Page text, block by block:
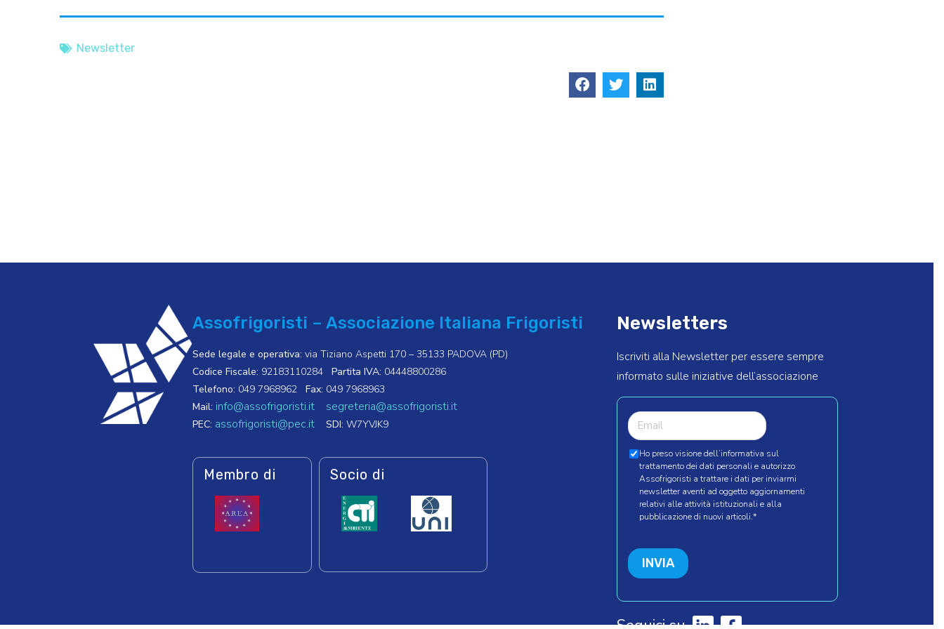
Newsletter
Assofrigoristi – Associazione Italiana Frigoristi
Sede legale e operativa: via Tiziano Aspetti 170 – 35133 PADOVA (PD)
Codice Fiscale: 92183110284 Partita IVA: 04448800286
Telefono: 049 7968962 Fax: 049 7968963
Mail: info@assofrigoristi.it segreteria@assofrigoristi.it
PEC: assofrigoristi@pec.it SDI: W7YVJK9
Membro di Socio di
Newsletters
Iscriviti alla Newsletter per essere sempre
informato sulle iniziative dell’associazione
Ho preso visione dell’informativa sul
trattamento dei dati personali e autorizzo
Assofrigoristi a trattare i dati per inviarmi
newsletter aventi ad oggetto aggiornamenti
relativi alle attività istituzionali e alla
pubblicazione di nuovi articoli.*
INVIA